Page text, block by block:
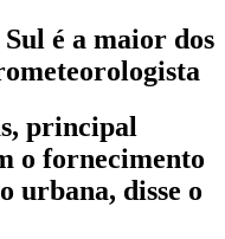
é a maior dos
principal
o fornecimento
urbana, disse o